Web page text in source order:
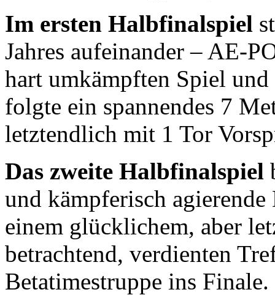
Im ersten Halbfinalspiel
Jahres aufeinander – AE-
hart umkämpften Spiel
folgte ein spannendes 7
letztendlich mit 1 Tor
Das zweite Halbfinalspiel
und kämpferisch
einem glücklichem, aber
betrachtend, verdienten
Betatimestruppe ins Finale.